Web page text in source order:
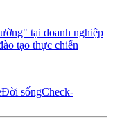
tại doanh nghiệp
tạo thực chiến
Đời sốngCheck-